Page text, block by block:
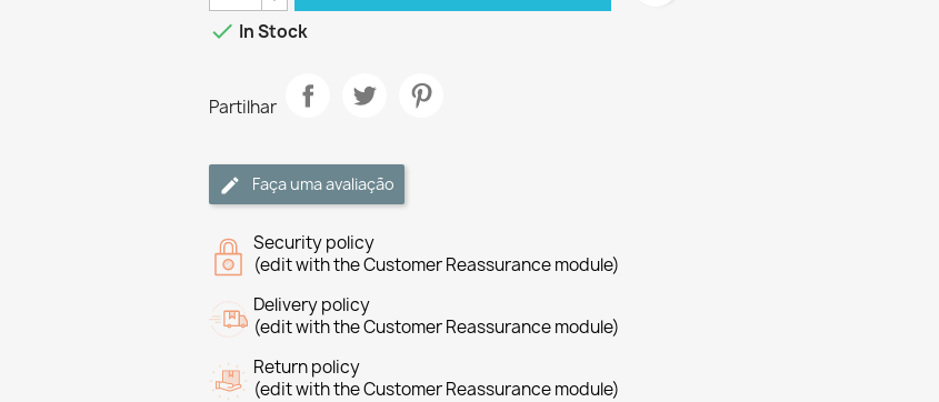
 In Stock
Partilhar
Faça uma avaliação
Security policy
(edit with the Customer Reassurance module)
Delivery policy
(edit with the Customer Reassurance module)
Return policy
(edit with the Customer Reassurance module)